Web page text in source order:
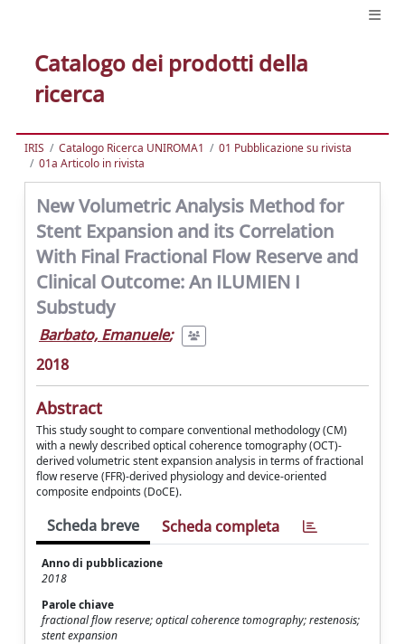
Catalogo dei prodotti della
ricerca
IRIS Catalogo Ricerca UNIROMA1
01 Pubblicazione su rivista
01a Articolo in rivista
New Volumetric Analysis Method for
Stent Expansion and its Correlation
With Final Fractional Flow Reserve and
Clinical Outcome: An ILUMIEN I
Substudy
Barbato, Emanuele;
2018
Abstract
This study sought to compare conventional methodology (CM)
with a newly described optical coherence tomography (OCT)-
derived volumetric stent expansion analysis in terms of fractional
flow reserve (FFR)-derived physiology and device-oriented
composite endpoints (DoCE).
Scheda breve Scheda completa
Anno di pubblicazione
2018
Parole chiave
fractional flow reserve; optical coherence tomography; restenosis;
stent expansion